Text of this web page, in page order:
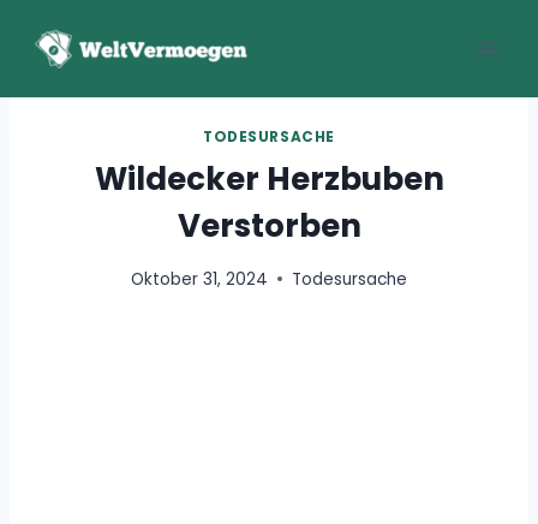
Inhalt
TODESURSACHE
Wildecker Herzbuben
Verstorben
Oktober 31, 2024 Todesursache